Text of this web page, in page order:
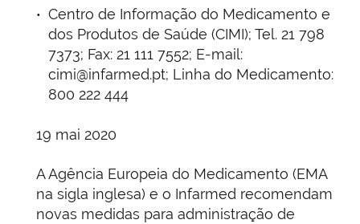
Centro de Informação do Medicamento e
dos Produtos de Saúde (CIMI); Tel. 21 798
7373; Fax: 21 111 7552; E-mail:
cimi@infarmed.pt; Linha do Medicamento:
800 222 444
19 mai 2020
A Agência Europeia do Medicamento (EMA
na sigla inglesa) e o Infarmed recomendam
novas medidas para administração de